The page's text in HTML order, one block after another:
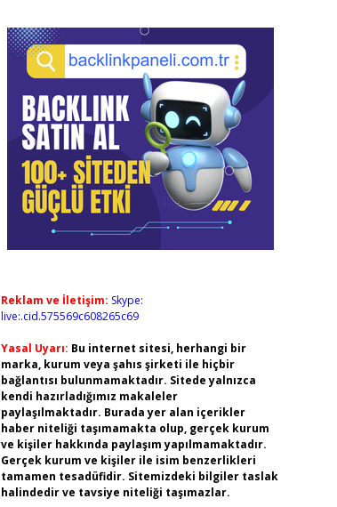
Reklam ve İletişim: Skype:
live:.cid.575569c608265c69
Yasal Uyarı: Bu internet sitesi, herhangi bir
marka, kurum veya şahıs şirketi ile hiçbir
bağlantısı bulunmamaktadır. Sitede yalnızca
kendi hazırladığımız makaleler
paylaşılmaktadır. Burada yer alan içerikler
haber niteliği taşımamakta olup, gerçek kurum
ve kişiler hakkında paylaşım yapılmamaktadır.
Gerçek kurum ve kişiler ile isim benzerlikleri
tamamen tesadüfidir. Sitemizdeki bilgiler taslak
halindedir ve tavsiye niteliği taşımazlar.